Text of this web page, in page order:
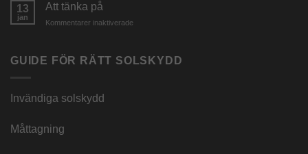
13
jan
Att tänka på
Kommentarer inaktiverade
på
GUIDE FÖR RÄTT SOLSKYDD
Invändiga solskydd
Måttagning